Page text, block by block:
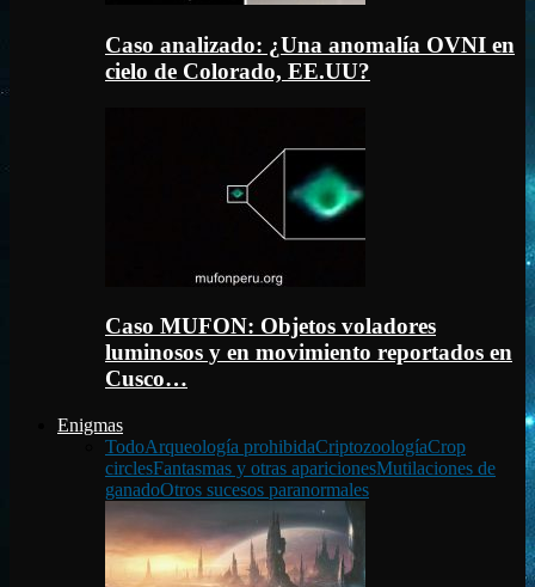
Caso analizado: ¿Una anomalía OVNI en
cielo de Colorado, EE.UU?
Caso MUFON: Objetos voladores
luminosos y en movimiento reportados en
Cusco…
Enigmas
TodoArqueología prohibidaCriptozoologíaCrop
circlesFantasmas y otras aparicionesMutilaciones de
ganadoOtros sucesos paranormales